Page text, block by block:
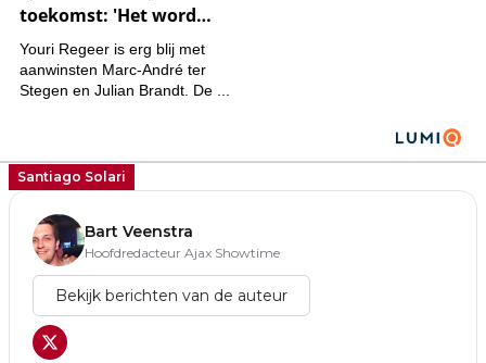
Santiago Solari
Bart Veenstra
Hoofdredacteur Ajax Showtime
Bekijk berichten van de auteur